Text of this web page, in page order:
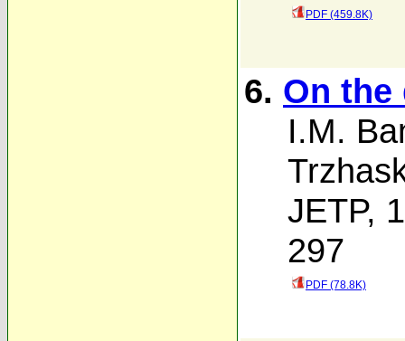
PDF (459.8K)
6. On the
I.M.
JETP,
297
PDF (78.8K)